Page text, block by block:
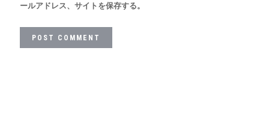
ールアドレス、サイトを保存する。